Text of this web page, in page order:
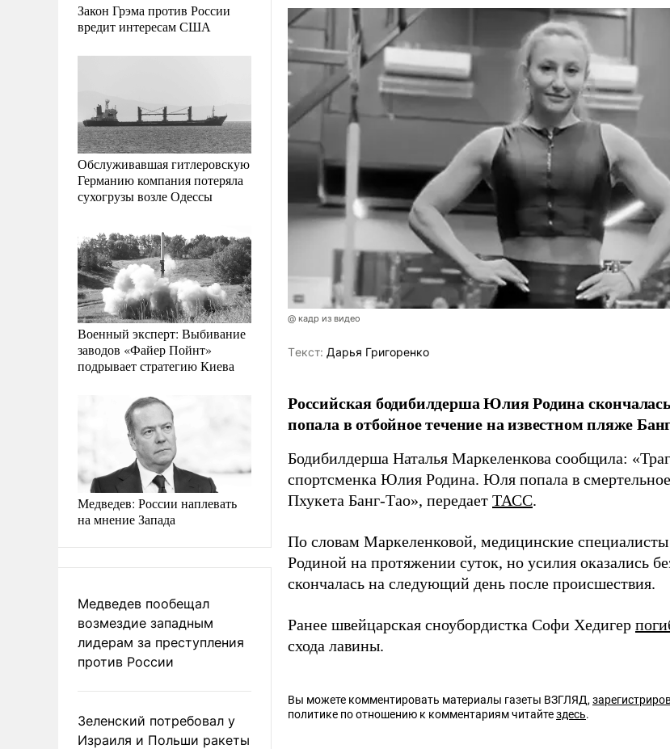
Закон Грэма против России
вредит интересам США
Обслуживавшая гитлеровскую
Германию компания потеряла
сухогрузы возле Одессы
Военный эксперт: Выбивание
заводов «Файер Пойнт»
подрывает стратегию Киева
Медведев: России наплевать
на мнение Запада
Медведев пообещал
возмездие западным
лидерам за преступления
против России
Зеленский потребовал у
Израиля и Польши ракеты
@ кадр из видео
Tекст: Дарья Григоренко
Российская бодибилдерша Юлия Родина
попала в отбойное течение на известном пляже
Бодибилдерша Наталья Маркеленкова сообщила:
спортсменка Юлия Родина. Юля попала в
Пхукета Банг-Тао», передает ТАСС.
По словам Маркеленковой, медицинские
Родиной на протяжении суток, но усилия оказались
скончалась на следующий день после происшествия.
Ранее швейцарская сноубордистка Софи Хедигер
схода лавины.
Вы можете комментировать материалы газеты ВЗГЛЯД,
политике по отношению к комментариям читайтездесь.